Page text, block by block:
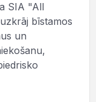
SIA "All
bīstamos
un